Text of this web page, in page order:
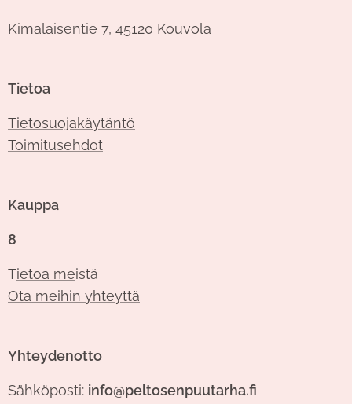
Kimalaisentie 7, 45120 Kouvola
Tietoa
Tietosuojakäytäntö
Toimitusehdot
Kauppa
8
Tietoa meistä
Ota meihin yhteyttä
Yhteydenotto
Sähköposti: info@peltosenpuutarha.fi